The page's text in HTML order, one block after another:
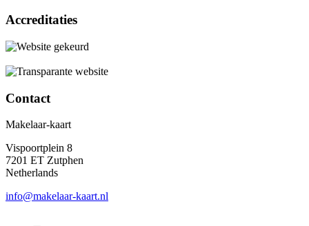
Accreditaties
Contact
Makelaar-kaart
Vispoortplein 8
7201 ET Zutphen
Netherlands
info@makelaar-kaart.nl